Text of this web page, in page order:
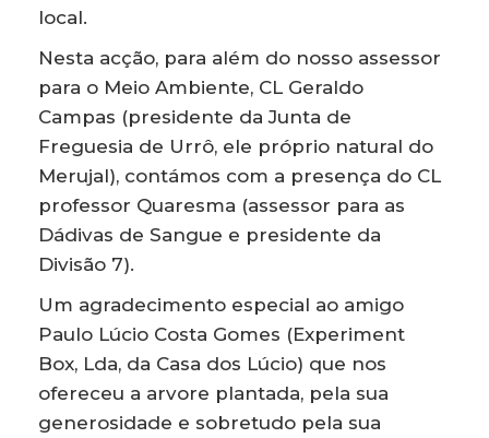
local.
Nesta acção, para além do nosso assessor
para o Meio Ambiente, CL Geraldo
Campas (presidente da Junta de
Freguesia de Urrô, ele próprio natural do
Merujal), contámos com a presença do CL
professor Quaresma (assessor para as
Dádivas de Sangue e presidente da
Divisão 7).
Um agradecimento especial ao amigo
Paulo Lúcio Costa Gomes (Experiment
Box, Lda, da Casa dos Lúcio) que nos
ofereceu a arvore plantada, pela sua
generosidade e sobretudo pela sua